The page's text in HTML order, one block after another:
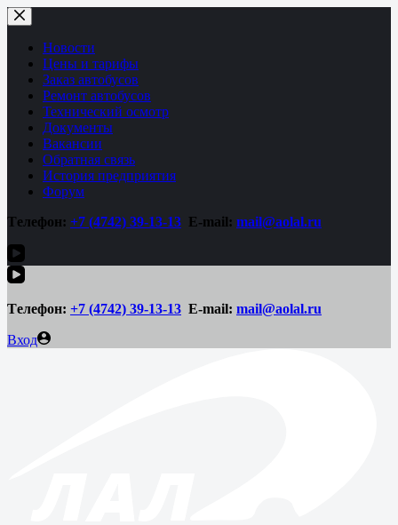
Перейти
к
сути
Новости
Цены и тарифы
Заказ автобусов
Ремонт автобусов
Технический осмотр
Документы
Вакансии
Обратная связь
История предприятия
Форум
Tелефон: +7 (4742) 39-13-13 E-mail: mail@aolal.ru
Tелефон: +7 (4742) 39-13-13 E-mail: mail@aolal.ru
Вход